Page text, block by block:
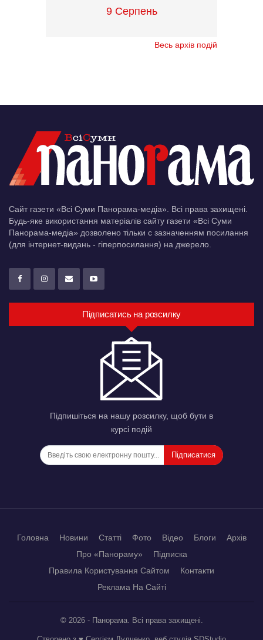
9 Серпень
Весь архів подій
Сайт газети «Всі Суми Панорама-медіа». Всі права захищені.
Будь-яке використання матеріалів сайту газети «Всі Суми
Панорама-медіа» дозволено тільки c зазначенням посилання
(для інтернет-видань - гіперпосилання) на джерело.
Підписатись на розсилку
Підпишіться на нашу розсилку, щоб бути в
курсі подій
Підписатися
Головна Новини Статті Фото Відео Блоги
Архів
Про «Панораму»
Підписка
Правила Користування Сайтом
Контакти
Реклама На Сайті
© 2026 - Панорама. Всі права захищені.